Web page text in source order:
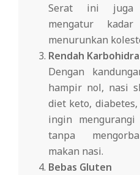
Serat ini juga
mengatur
menurunkan
Rendah
Dengan
hampir nol, nasi
diet keto,
ingin
tanpa
makan nasi.
Bebas Gluten